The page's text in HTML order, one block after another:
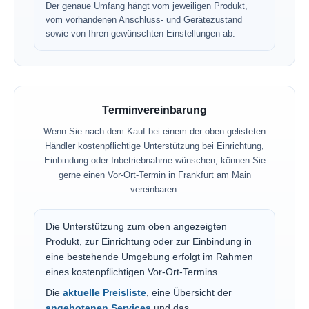
Der genaue Umfang hängt vom jeweiligen Produkt,
vom vorhandenen Anschluss- und Gerätezustand
sowie von Ihren gewünschten Einstellungen ab.
Terminvereinbarung
Wenn Sie nach dem Kauf bei einem der oben gelisteten
Händler kostenpflichtige Unterstützung bei Einrichtung,
Einbindung oder Inbetriebnahme wünschen, können Sie
gerne einen Vor-Ort-Termin in Frankfurt am Main
vereinbaren.
Die Unterstützung zum oben angezeigten
Produkt, zur Einrichtung oder zur Einbindung in
eine bestehende Umgebung erfolgt im Rahmen
eines kostenpflichtigen Vor-Ort-Termins.
Die aktuelle Preisliste , eine Übersicht der